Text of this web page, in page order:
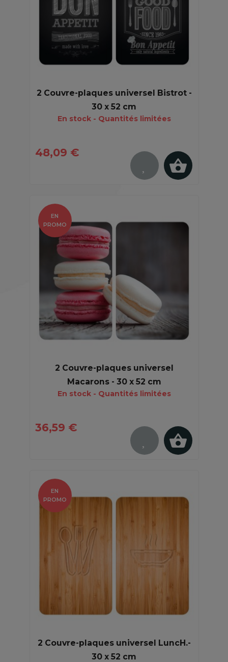
2 Couvre-plaques universel Bistrot -
30 x 52 cm
En stock - Quantités limitées
48,09 €
2 Couvre-plaques universel
Macarons - 30 x 52 cm
En stock - Quantités limitées
36,59 €
EN
PROMO
2 Couvre-plaques universel LuncH.-
30 x 52 cm
EN
PROMO